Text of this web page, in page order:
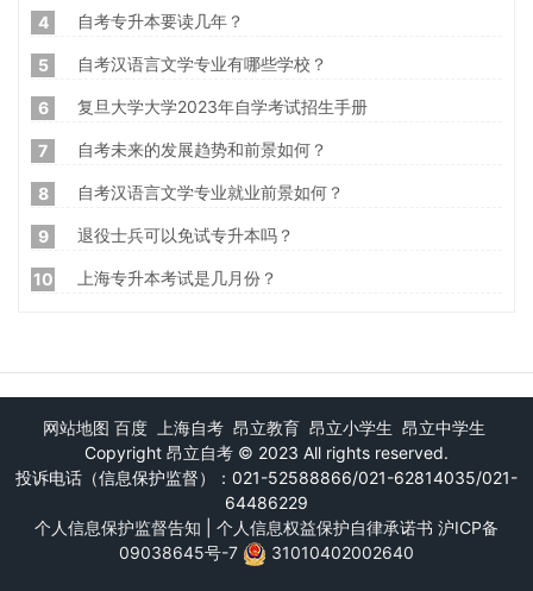
4 自考专升本要读几年？
5 自考汉语言文学专业有哪些学校？
6 复旦大学大学2023年自学考试招生手册
7 自考未来的发展趋势和前景如何？
8 自考汉语言文学专业就业前景如何？
9 退役士兵可以免试专升本吗？
10 上海专升本考试是几月份？
网站地图 百度 上海自考 昂立教育 昂立小学生 昂立中学生
Copyright 昂立自考 © 2023 All rights reserved.
投诉电话（信息保护监督）：021-52588866/021-62814035/021-
64486229
个人信息保护监督告知
个人信息权益保护自律承诺书 沪ICP备
09038645号-7
31010402002640